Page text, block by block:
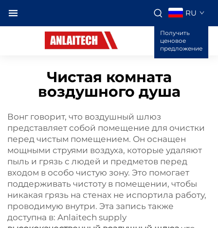
RU
Получить
ценовое
предложение
Чистая комната
воздушного душа
Вонг говорит, что воздушный шлюз
представляет собой помещение для очистки
перед чистым помещением. Он оснащен
мощными струями воздуха, которые удаляют
пыль и грязь с людей и предметов перед
входом в особо чистую зону. Это помогает
поддерживать чистоту в помещении, чтобы
никакая грязь на стенах не испортила работу,
проводимую внутри. Эта запись также
доступна в: Anlaitech supply